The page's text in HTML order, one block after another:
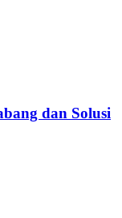
dan Solusi